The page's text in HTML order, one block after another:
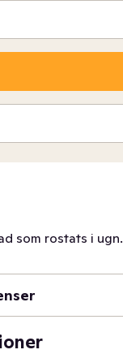
som rostats i ugn.